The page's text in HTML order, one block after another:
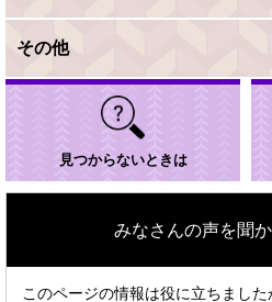
その他
見つからないときは
みなさんの声を聞
このページの情報は役に立ちました